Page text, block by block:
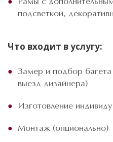
Рамы с
подсветкой,
Что входит в услугу:
Замер и подбор
выезд дизайнера)
Изготовление
Монтаж (опционально)